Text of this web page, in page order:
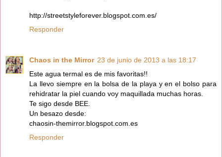
http://streetstyleforever.blogspot.com.es/
Responder
Chaos in the Mirror 23 de junio de 2013 a las 18:17
Este agua termal es de mis favoritas!!
La llevo siempre en la bolsa de la playa y en el bolso para
rehidratar la piel cuando voy maquillada muchas horas.
Te sigo desde BEE.
Un besazo desde:
chaosin-themirror.blogspot.com.es
Responder